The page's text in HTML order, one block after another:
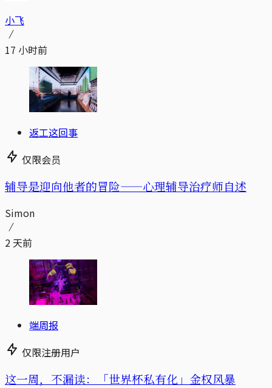
小飞
17 小时前
返工这回事
仅限会员
辅导是迎向他者的冒险——心理辅导治疗师自述
Simon
2 天前
端周报
仅限注册用户
这一周，不漏读：「世界杯私有化」金权风暴